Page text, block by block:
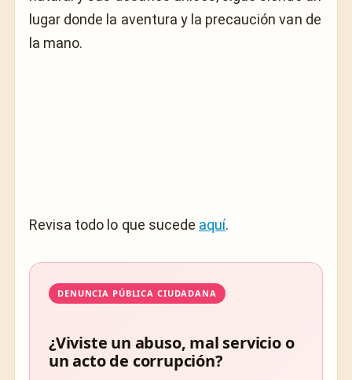
lugar donde la aventura y la precaución van de
la mano.
Revisa todo lo que sucede aquí.
DENUNCIA PÚBLICA CIUDADANA
¿Viviste un abuso, mal servicio o
un acto de corrupción?